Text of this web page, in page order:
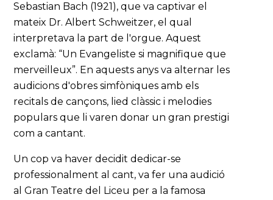
Sebastian Bach (1921), que va captivar el
mateix Dr. Albert Schweitzer, el qual
interpretava la part de l'orgue. Aquest
exclamà: “Un Evangeliste si magnifique que
merveilleux”. En aquests anys va alternar les
audicions d'obres simfòniques amb els
recitals de cançons, lied clàssic i melodies
populars que li varen donar un gran prestigi
com a cantant.
Un cop va haver decidit dedicar-se
professionalment al cant, va fer una audició
al Gran Teatre del Liceu per a la famosa